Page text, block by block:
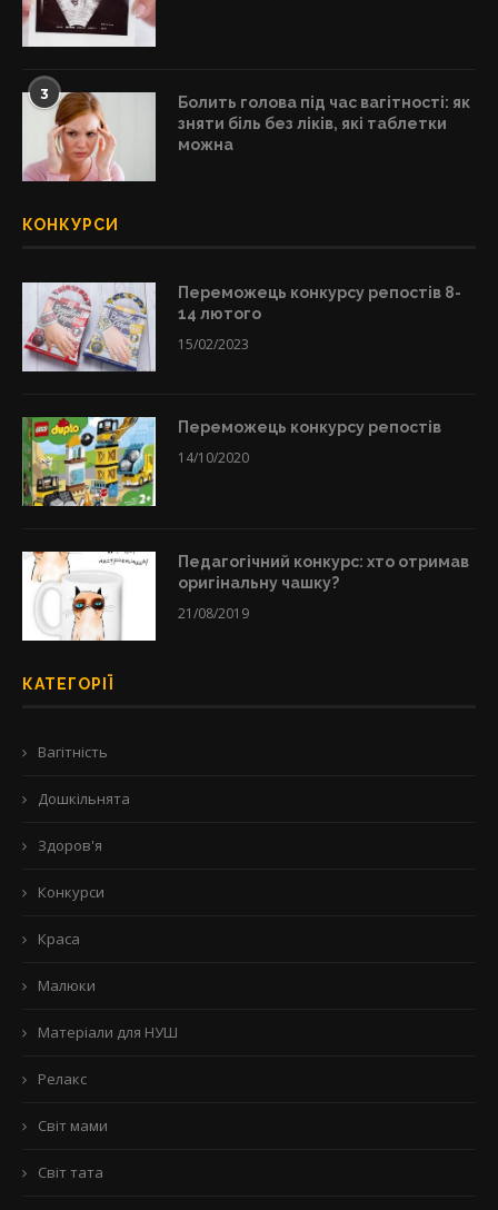
3
Болить голова під час вагітності: як
зняти біль без ліків, які таблетки
можна
КОНКУРСИ
Переможець конкурсу репостів 8-
14 лютого
15/02/2023
Переможець конкурсу репостів
14/10/2020
Педагогічний конкурс: хто отримав
оригінальну чашку?
21/08/2019
КАТЕГОРІЇ
Вагітність
Дошкільнята
Здоров'я
Конкурси
Краса
Малюки
Матеріали для НУШ
Релакс
Світ мами
Світ тата